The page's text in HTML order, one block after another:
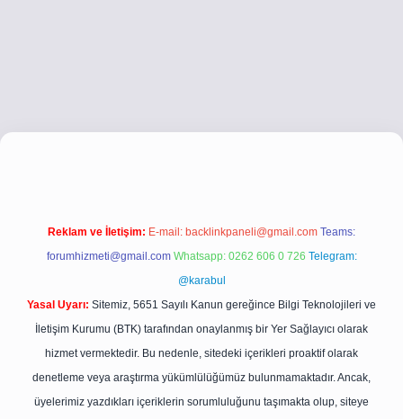
betci.cobetci girişbetci girişhiltonbet yeni giriş
Reklam ve İletişim: E-mail: backlinkpaneli@gmail.com Teams:
forumhizmeti@gmail.com Whatsapp: 0262 606 0 726 Telegram:
@karabul
Yasal Uyarı: Sitemiz, 5651 Sayılı Kanun gereğince Bilgi Teknolojileri ve
İletişim Kurumu (BTK) tarafından onaylanmış bir Yer Sağlayıcı olarak
hizmet vermektedir. Bu nedenle, sitedeki içerikleri proaktif olarak
denetleme veya araştırma yükümlülüğümüz bulunmamaktadır. Ancak,
üyelerimiz yazdıkları içeriklerin sorumluluğunu taşımakta olup, siteye